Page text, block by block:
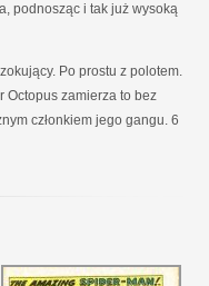
podnosząc i tak już wysoką
Po prostu z polotem.
Octopus zamierza to bez
członkiem jego gangu. 6